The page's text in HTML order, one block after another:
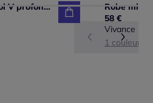
Robe longue avec col V profond et ourlet asymétrique à imprimé zèbre
58 €
Vivance
1 couleur